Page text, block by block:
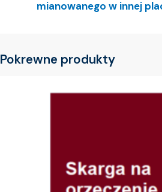
mianowanego w innej
Pokrewne produkty